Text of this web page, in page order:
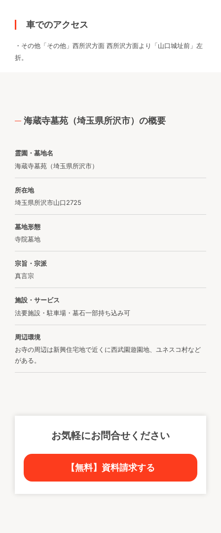
車でのアクセス
・その他「その他」西所沢方面 西所沢方面より「山口城址前」左
折。
海蔵寺墓苑（埼玉県所沢市）の概要
霊園・墓地名
海蔵寺墓苑（埼玉県所沢市）
所在地
埼玉県所沢市山口2725
墓地形態
寺院墓地
宗旨・宗派
真言宗
施設・サービス
法要施設・駐車場・墓石一部持ち込み可
周辺環境
お寺の周辺は新興住宅地で近くに西武園遊園地、ユネスコ村など
がある。
お気軽にお問合せください
【無料】資料請求する